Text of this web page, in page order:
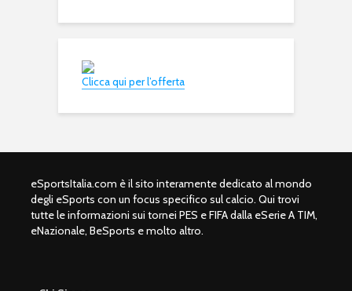
Clicca qui per l’offerta
eSportsItalia.com è il sito interamente dedicato al mondo
degli eSports con un focus specifico sul calcio. Qui trovi
tutte le informazioni sui tornei PES e FIFA dalla eSerie A TIM,
eNazionale, BeSports e molto altro.